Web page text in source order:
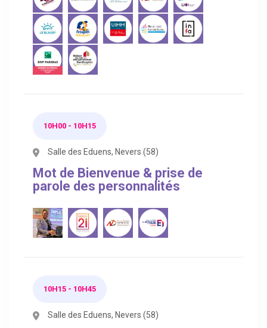
10H00 - 10H15
Salle des Eduens, Nevers (58)
Mot de Bienvenue & prise de
parole des personnalités
10H15 - 10H45
Salle des Eduens, Nevers (58)